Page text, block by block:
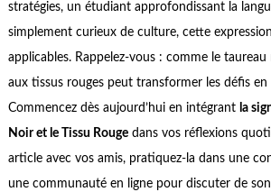
stratégies, un étudiant approfondissant la
simplement curieux de culture, cette
applicables. Rappelez-vous : comme le
aux tissus rouges peut transformer les défis
Commencez dès aujourd’hui en intégrant la
Noir et le Tissu Rougedans vos réflexions
article avec vos amis, pratiquez-la dans une
une communauté en ligne pour discuter de